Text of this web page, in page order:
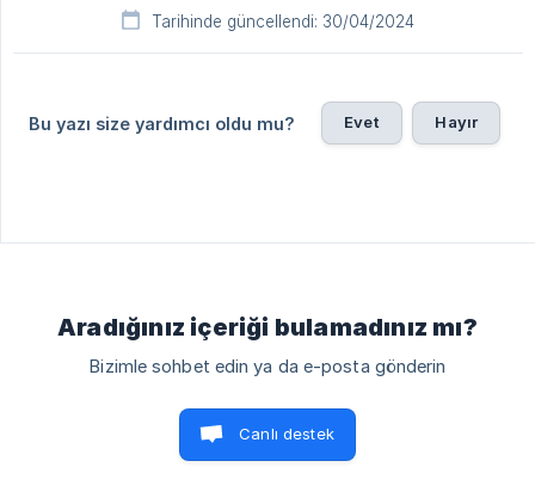
Tarihinde güncellendi: 30/04/2024
Bu yazı size yardımcı oldu mu? Evet Hayır
Aradığınız içeriği bulamadınız mı?
Bizimle sohbet edin ya da e-posta gönderin
Canlı destek